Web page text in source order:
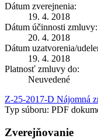
Dátum zverejnenia:
19. 4. 2018
Dátum účinnosti zmluvy:
20. 4. 2018
Dátum uzatvorenia/
19. 4. 2018
Platnosť zmluvy do:
Neuvedené
Z-25-2017-D Nájomná
Typ súboru: PDF
Zverejňovanie